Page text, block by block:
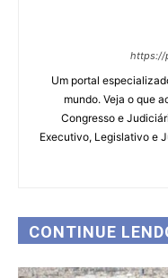
https://
Um portal
mundo. Veja o que
Congresso e
Executivo, Legislativo e
CONTINUE